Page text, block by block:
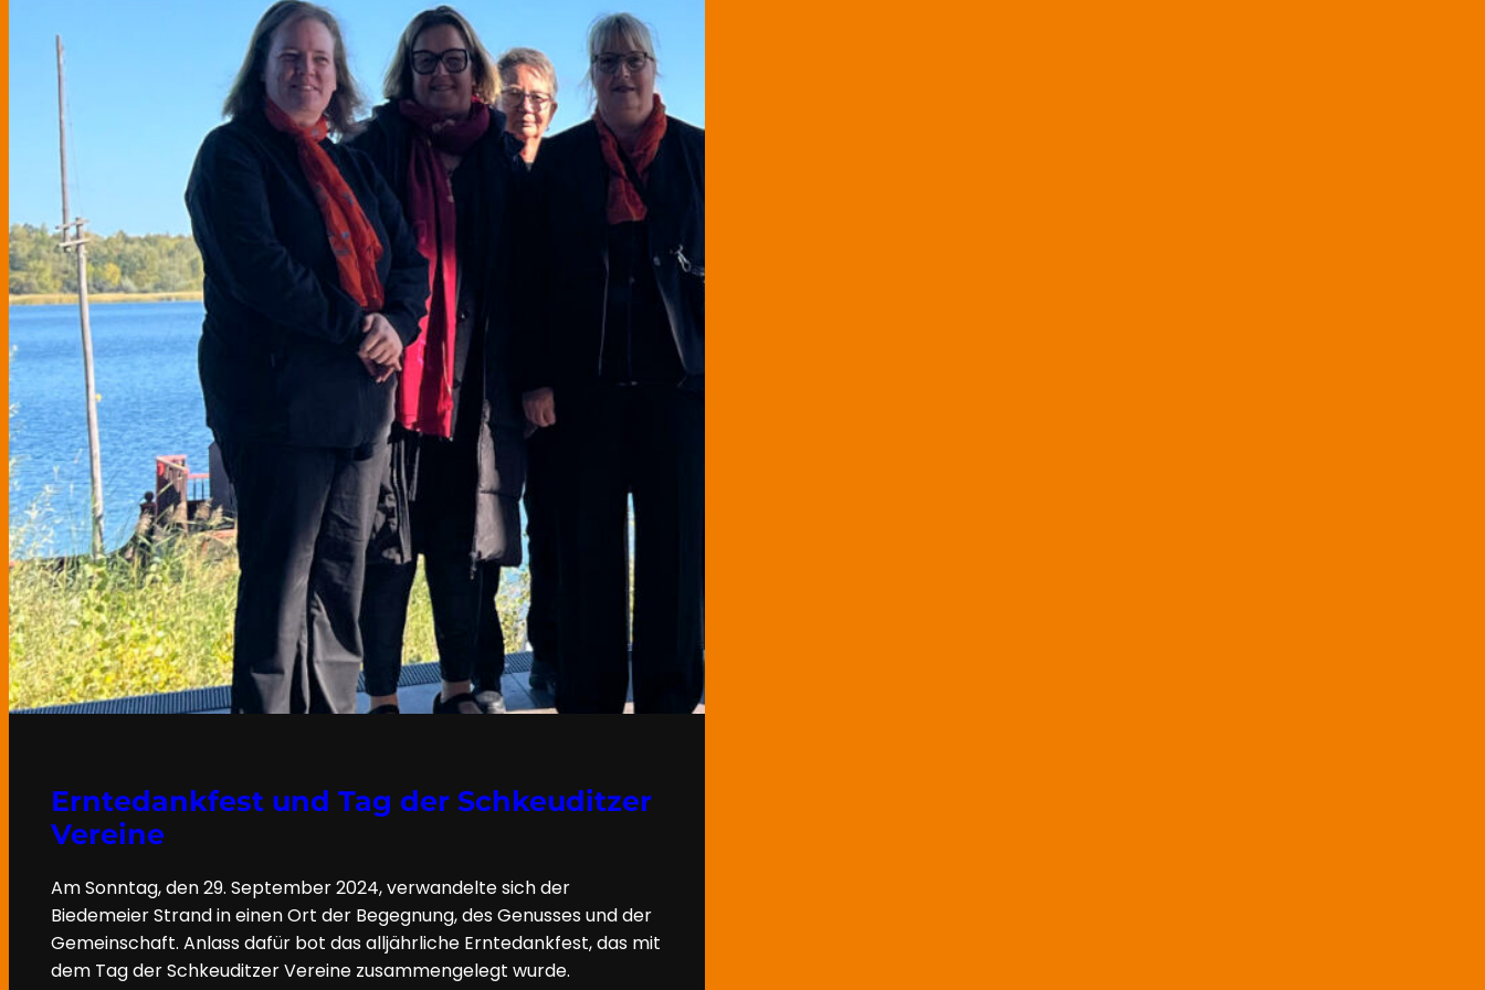
Erntedankfest und Tag der Schkeuditzer
Vereine
Am Sonntag, den 29. September 2024, verwandelte sich der
Biedemeier Strand in einen Ort der Begegnung, des Genusses und der
Gemeinschaft. Anlass dafür bot das alljährliche Erntedankfest, das mit
dem Tag der Schkeuditzer Vereine zusammengelegt wurde.